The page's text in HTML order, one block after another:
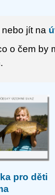
nebo jít na
o čem by
pro děti